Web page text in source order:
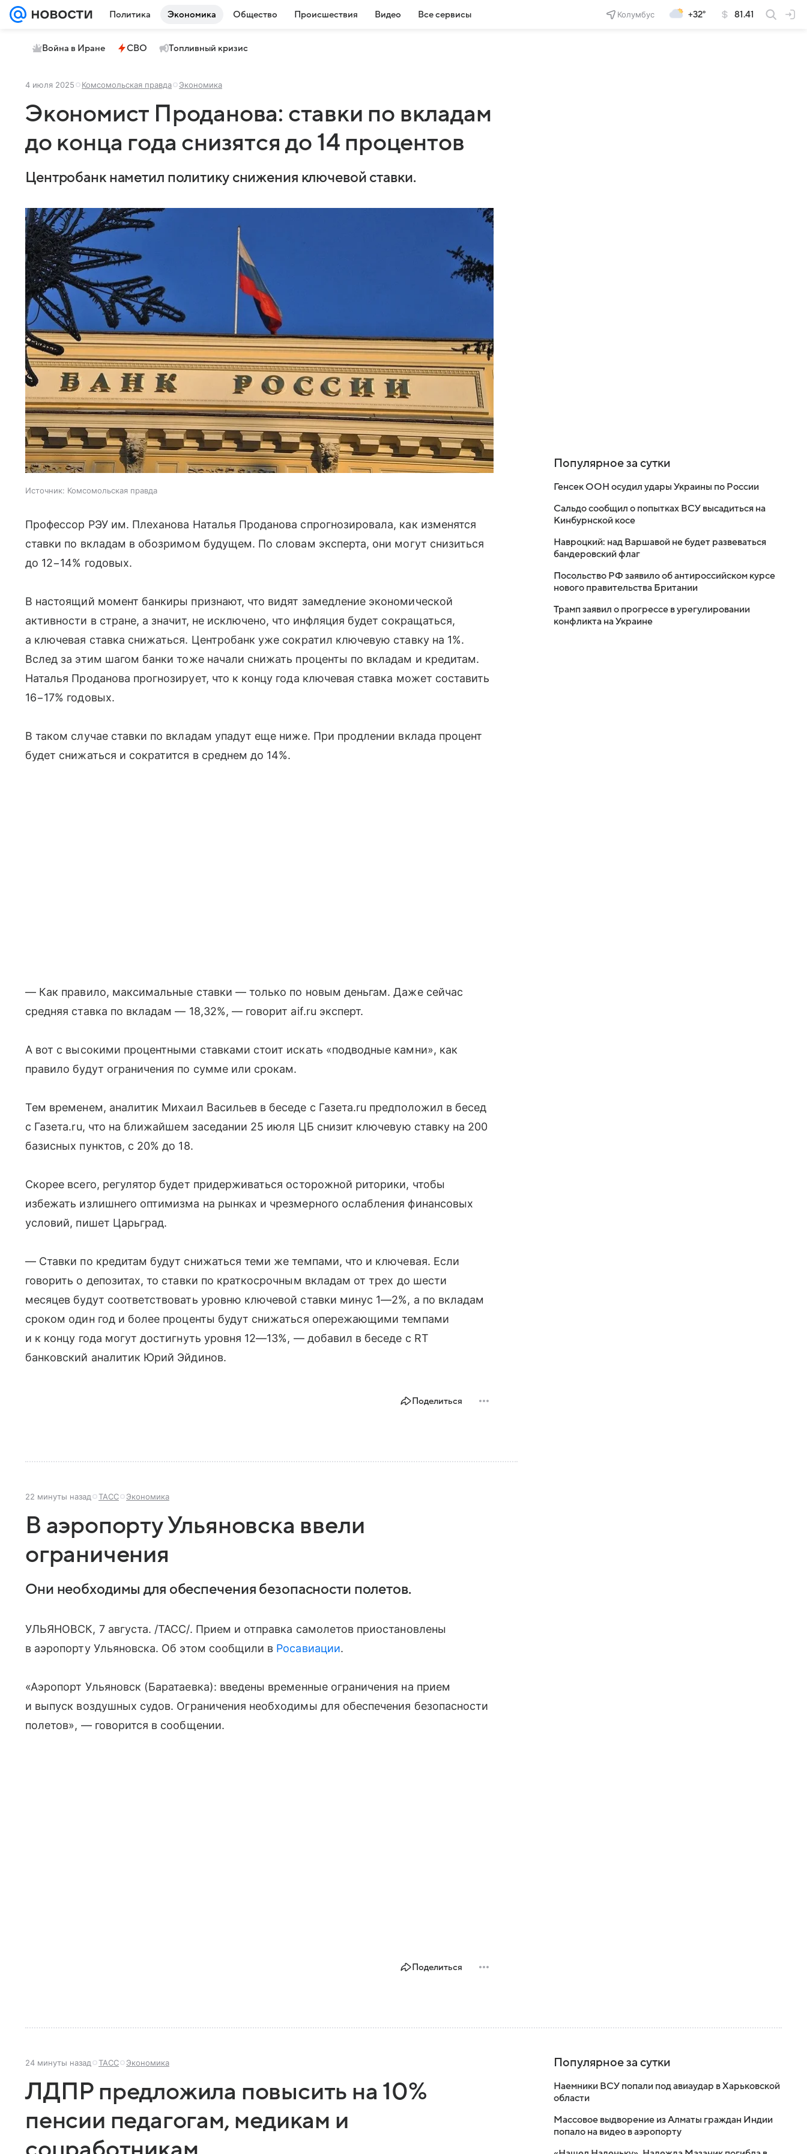
Политика Экономика Общество Происшествия Видео Все сервисы Колумбус +32° 81.41
Война в Иране СВО Топливный кризис
4 июля 2025 Комсомольская правда Экономика
Экономист Проданова: ставки по вкладам
до конца года снизятся до 14 процентов
Центробанк наметил политику снижения ключевой ставки.
Источник: Комсомольская правда
Профессор РЭУ им. Плеханова Наталья Проданова спрогнозировала, как изменятся
ставки по вкладам в обозримом будущем. По словам эксперта, они могут снизиться
до 12−14% годовых.
В настоящий момент банкиры признают, что видят замедление экономической
активности в стране, а значит, не исключено, что инфляция будет сокращаться,
а ключевая ставка снижаться. Центробанк уже сократил ключевую ставку на 1%.
Вслед за этим шагом банки тоже начали снижать проценты по вкладам и кредитам.
Наталья Проданова прогнозирует, что к концу года ключевая ставка может составить
16−17% годовых.
В таком случае ставки по вкладам упадут еще ниже. При продлении вклада процент
будет снижаться и сократится в среднем до 14%.
— Как правило, максимальные ставки — только по новым деньгам. Даже сейчас
средняя ставка по вкладам — 18,32%, — говорит aif.ru эксперт.
А вот с высокими процентными ставками стоит искать «подводные камни», как
правило будут ограничения по сумме или срокам.
Тем временем, аналитик Михаил Васильев в беседе с Газета.ru предположил в бесед
с Газета.ru, что на ближайшем заседании 25 июля ЦБ снизит ключевую ставку на 200
базисных пунктов, с 20% до 18.
Скорее всего, регулятор будет придерживаться осторожной риторики, чтобы
избежать излишнего оптимизма на рынках и чрезмерного ослабления финансовых
условий, пишет Царьград.
— Ставки по кредитам будут снижаться теми же темпами, что и ключевая. Если
говорить о депозитах, то ставки по краткосрочным вкладам от трех до шести
месяцев будут соответствовать уровню ключевой ставки минус 1—2%, а по вкладам
сроком один год и более проценты будут снижаться опережающими темпами
и к концу года могут достигнуть уровня 12—13%, — добавил в беседе с RT
банковский аналитик Юрий Эйдинов.
Поделиться
22 минуты назад ТАСС Экономика
В аэропорту Ульяновска ввели
ограничения
Они необходимы для обеспечения безопасности полетов.
УЛЬЯНОВСК, 7 августа. /ТАСС/. Прием и отправка самолетов приостановлены
в аэропорту Ульяновска. Об этом сообщили в Росавиации.
«Аэропорт Ульяновск (Баратаевка): введены временные ограничения на прием
и выпуск воздушных судов. Ограничения необходимы для обеспечения безопасности
полетов», — говорится в сообщении.
Поделиться
Популярное за сутки
Генсек ООН осудил удары Украины по России
Сальдо сообщил о попытках ВСУ высадиться на
Кинбурнской косе
Навроцкий: над Варшавой не будет развеваться
бандеровский флаг
Посольство РФ заявило об антироссийском курсе
нового правительства Британии
Трамп заявил о прогрессе в урегулировании
конфликта на Украине
24 минуты назад ТАСС Экономика
ЛДПР предложила повысить на 10%
пенсии педагогам, медикам и
Популярное за сутки
Наемники ВСУ попали под авиаудар в Харьковской
области
Массовое выдворение из Алматы граждан Индии
попало на видео в аэропорту